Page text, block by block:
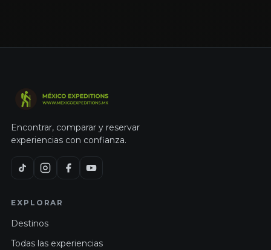
Encontrar, comparar y reservar
experiencias con confianza.
EXPLORAR
Destinos
Todas las experiencias